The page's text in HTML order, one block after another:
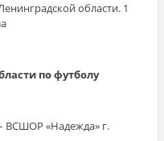
области. 1
по футболу
ВСШОР «Надежда» г.